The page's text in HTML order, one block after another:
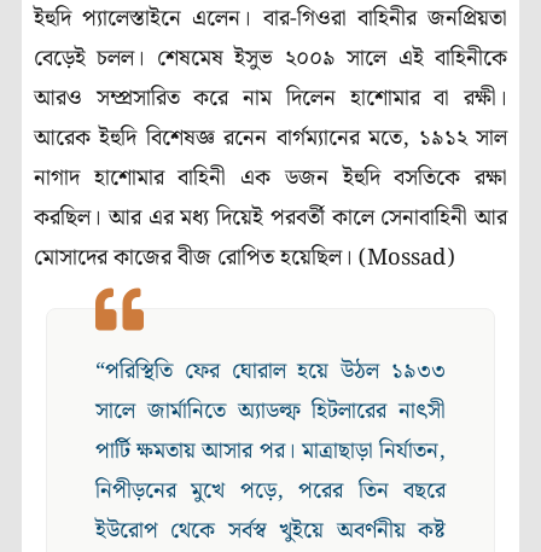
ইহুদি প্যালেস্তাইনে এলেন। বার-গিওরা বাহিনীর জনপ্রিয়তা
বেড়েই চলল। শেষমেষ ইসুভ ২০০৯ সালে এই বাহিনীকে
আরও সম্প্রসারিত করে নাম দিলেন হাশোমার বা রক্ষী।
আরেক ইহুদি বিশেষজ্ঞ রনেন বার্গম্যানের মতে, ১৯১২ সাল
নাগাদ হাশোমার বাহিনী এক ডজন ইহুদি বসতিকে রক্ষা
করছিল। আর এর মধ্য দিয়েই পরবর্তী কালে সেনাবাহিনী আর
মোসাদের কাজের বীজ রোপিত হয়েছিল। (Mossad)
“পরিস্থিতি ফের ঘোরাল হয়ে উঠল ১৯৩৩
সালে জার্মানিতে অ্যাডল্ফ হিটলারের নাৎসী
পার্টি ক্ষমতায় আসার পর। মাত্রাছাড়া নির্যাতন,
নিপীড়নের মুখে পড়ে, পরের তিন বছরে
ইউরোপ থেকে সর্বস্ব খুইয়ে অবর্ণনীয় কষ্ট